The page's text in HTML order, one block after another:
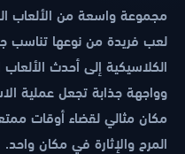
مجموعة واسعة من الألعاب
لعب فريدة من نوعها تناسب
الكلاسيكية إلى أحدث
وواجهة جذابة تجعل عملية
مكان مثالي لقضاء أوقات
المرح والإثارة في مكان واحد.